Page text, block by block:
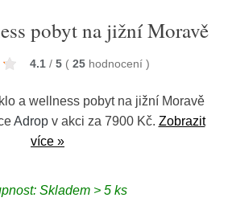
pobyt na jižní Moravě
4.1 / 5 ( 25 hodnocení )
a wellness pobyt na jižní Moravě
Adropv akci za 7900 Kč. Zobrazit
více »
Skladem > 5 ks